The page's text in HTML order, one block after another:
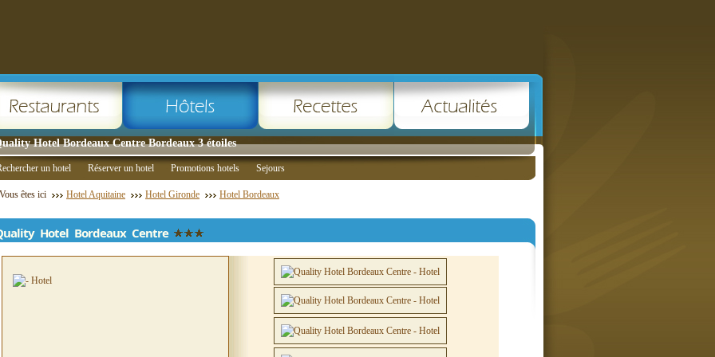
Hotel Bordeaux Centre Bordeaux 3 étoiles
un hotel Réserver un hotel Promotions hotels Sejours
Vous êtes ici Hotel Aquitaine Hotel Gironde Hotel Bordeaux
Hotel Bordeaux Centre